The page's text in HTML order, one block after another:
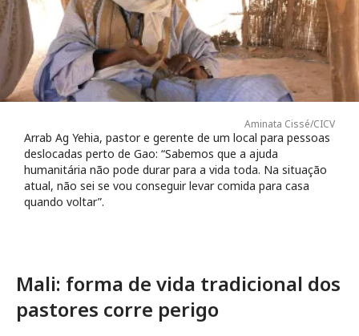
Aminata Cissé/CICV
Arrab Ag Yehia, pastor e gerente de um local para pessoas
deslocadas perto de Gao: “Sabemos que a ajuda
humanitária não pode durar para a vida toda. Na situação
atual, não sei se vou conseguir levar comida para casa
quando voltar”.
Mali: forma de vida tradicional dos
pastores corre perigo